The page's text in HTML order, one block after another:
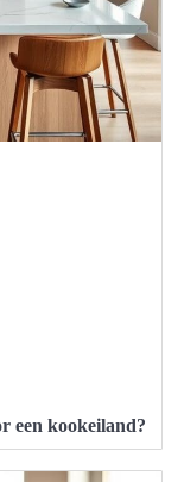
een kookeiland?